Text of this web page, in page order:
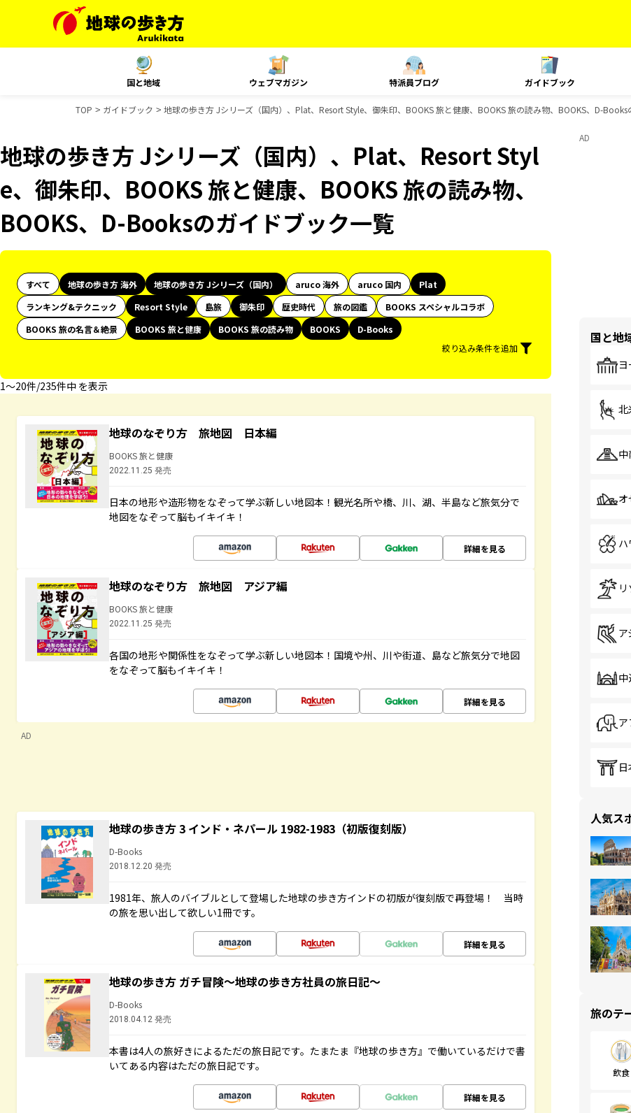
国と地域 ウェブマガジン 特派員ブログ ガイドブック
TOP ガイドブック 地球の歩き方 Jシリーズ（国内）、Plat、Resort Style、御朱印、BOOKS 旅と健康、BOOKS 旅の読み物、BOOKS、D-
地球の歩き方 Jシリーズ（国内）、Plat、Resort Styl
e、御朱印、BOOKS 旅と健康、BOOKS 旅の読み物、
BOOKS、D-Booksのガイドブック一覧
すべて 地球の歩き方 海外 地球の歩き方 Jシリーズ（国内） aruco 海外 aruco 国内
Plat
ランキング&テクニック
Resort Style 島旅 御朱印 歴史時代 旅の図鑑
BOOKS スペシャルコラボ
BOOKS 旅の名言＆絶景
BOOKS 旅と健康 BOOKS 旅の読み物 BOOKS
D-Books
絞り込み条件を追加
1〜20件/235件中 を表示
地球のなぞり方 旅地図 日本編
BOOKS 旅と健康
2022.11.25 発売
日本の地形や造形物をなぞって学ぶ新しい地図本！観光名所や橋、川、湖、半島など旅気分で
地図をなぞって脳もイキイキ！
詳細を見る
地球のなぞり方 旅地図 アジア編
BOOKS 旅と健康
2022.11.25 発売
各国の地形や関係性をなぞって学ぶ新しい地図本！国境や州、川や街道、島など旅気分で地図
をなぞって脳もイキイキ！
詳細を見る
AD
地球の歩き方 3 インド・ネパール 1982-1983（初版復刻版）
D-Books
2018.12.20 発売
1981年、旅人のバイブルとして登場した地球の歩き方インドの初版が復刻版で再登場！ 当時
の旅を思い出して欲しい1冊です。
詳細を見る
地球の歩き方 ガチ冒険～地球の歩き方社員の旅日記～
D-Books
2018.04.12 発売
本書は4人の旅好きによるただの旅日記です。たまたま『地球の歩き方』で働いているだけで書
いてある内容はただの旅日記です。
詳細を見る
AD
国と地
北
中
オ
ハ
ア
中
ア
日
人気ス
旅のテ
飲食